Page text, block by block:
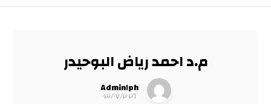
م.د احمد رياض البوحيدر
Admin١ph
٠٣/٠٧/٢٠٢٦